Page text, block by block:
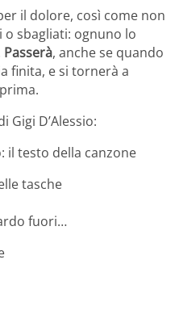
il dolore, così come non
sbagliati: ognuno lo
Passerà, anche se quando
finita, e si tornerà a
Gigi D’Alessio:
il testo della canzone
tasche
fuori…